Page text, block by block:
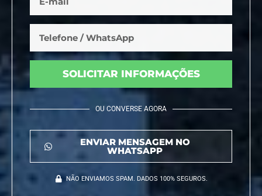
SOLICITAR INFORMAÇÕES
OU CONVERSE AGORA
ENVIAR MENSAGEM NO
WHATSAPP
NÃO ENVIAMOS SPAM. DADOS 100% SEGUROS.